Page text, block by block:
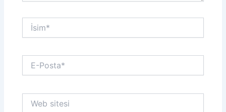
İsim*
Posta*
sitesi